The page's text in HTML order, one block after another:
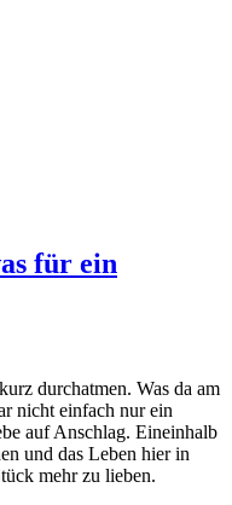
für ein
durchatmen. Was da am
nicht einfach nur ein
auf Anschlag. Eineinhalb
und das Leben hier in
mehr zu lieben.